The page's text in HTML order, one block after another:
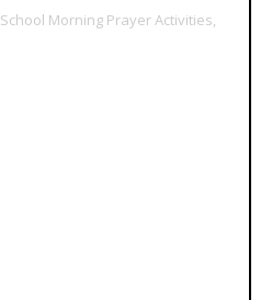
School Morning Prayer Activities,